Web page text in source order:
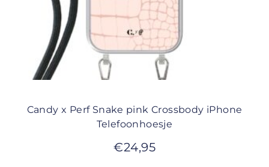
Candy x Perf Snake pink Crossbody iPhone
Telefoonhoesje
€24,95